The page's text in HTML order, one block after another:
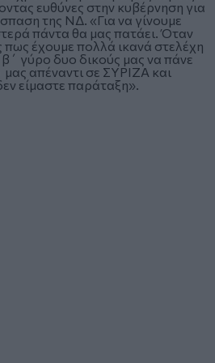
ευθύνες στην κυβέρνηση για
της ΝΔ. «Για να γίνουμε
πάντα θα μας πατάει. Όταν
έχουμε πολλά ικανά στελέχη
γύρο δυο δικούς μας να πάνε
απέναντι σε ΣΥΡΙΖΑ και
είμαστε παράταξη».